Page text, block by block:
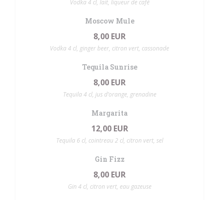
Vodka 4 cl, lait, liqueur de café
Moscow Mule
8,00 EUR
Vodka 4 cl, ginger beer, citron vert, cassonade
Tequila Sunrise
8,00 EUR
Tequila 4 cl, jus d’orange, grenadine
Margarita
12,00 EUR
Tequila 6 cl, cointreau 2 cl, citron vert, sel
Gin Fizz
8,00 EUR
Gin 4 cl, citron vert, eau gazeuse